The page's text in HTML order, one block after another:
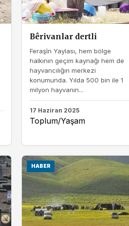
Bêrivanlar dertli
Feraşîn Yaylası, hem bölge
halkının geçim kaynağı hem de
hayvancılığın merkezi
konumunda. Yılda 500 bin ile 1
milyon hayvanın...
17 Haziran 2025
Toplum/Yaşam
HABER